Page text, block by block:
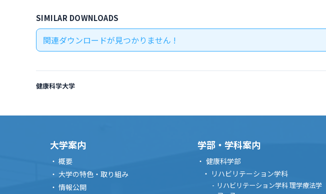
SIMILAR DOWNLOADS
関連ダウンロードが見つかりません !
健康科学大学
大学案内
概要
大学の特色・取り組み
情報公開
学部・学科案内
健康科学部
リハビリテーション学科
リハビリテーション学科 理学療法学